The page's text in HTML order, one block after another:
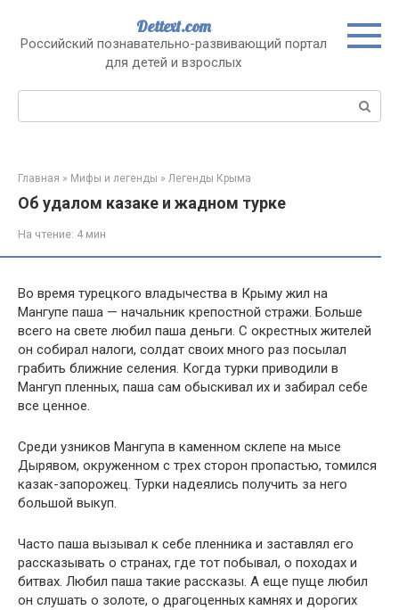
контенту
Dettext.com
Российский познавательно-развивающий портал
для детей и взрослых
Поиск:
Главная » Мифы и легенды » Легенды Крыма
Об удалом казаке и жадном турке
На чтение: 4 мин
Во время турецкого владычества в Крыму жил на
Мангупе паша — начальник крепостной стражи. Больше
всего на свете любил паша деньги. С окрестных жителей
он собирал налоги, солдат своих много раз посылал
грабить ближние селения. Когда турки приводили в
Мангуп пленных, паша сам обыскивал их и забирал себе
все ценное.
Среди узников Мангупа в каменном склепе на мысе
Дырявом, окруженном с трех сторон пропастью, томился
казак-запорожец. Турки надеялись получить за него
большой выкуп.
Часто паша вызывал к себе пленника и заставлял его
рассказывать о странах, где тот побывал, о походах и
битвах. Любил паша такие рассказы. А еще пуще любил
он слушать о золоте, о драгоценных камнях и дорогих